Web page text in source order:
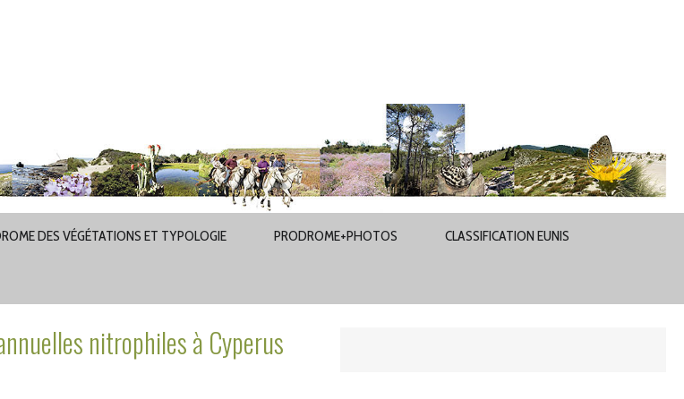
DES VÉGÉTATIONS ET TYPOLOGIE PRODROME+PHOTOS CLASSIFICATION EUNIS
nitrophiles à Cyperus